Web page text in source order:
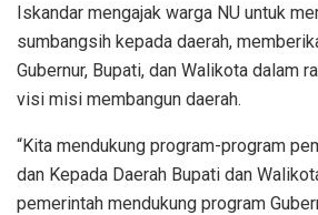
Iskandar mengajak warga NU untuk
sumbangsih kepada daerah,
Gubernur, Bupati, dan Walikota dalam
visi misi membangun daerah.
“Kita mendukung program-program
dan Kepada Daerah Bupati dan
pemerintah mendukung program